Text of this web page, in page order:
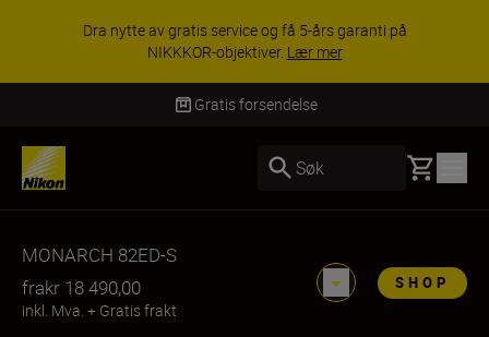
Dra nytte av gratis service og få 5-års garanti på
NIKKKOR-objektiver. Lær mer
Gratis forsendelse
Søk Basket
MONARCH 82ED-S
frakr 18 490,00
inkl. Mva. + Gratis frakt
SHOP